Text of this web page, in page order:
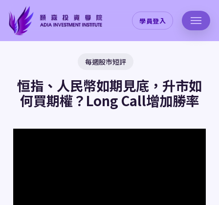
main
學員登入
每週股市短評
恒指、人民幣如期見底，升市如
何買期權？Long Call增加勝率